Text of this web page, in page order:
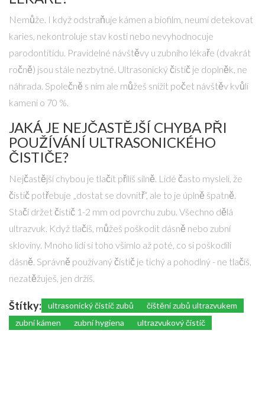
Nemůže. I když odstraňuje kámen a biofilm, neumí detekovat
karies, nekontroluje stav kosti nebo nevyhodnocuje
parodontitidu. Pravidelné návštěvy u zubního lékaře (dvakrát
ročně) jsou stále nezbytné. Ultrasonický čistič je doplněk, ne
náhrada. Společně s ním ale můžeš snížit počet návštěv kvůli
kameni o 70 %.
JAKÁ JE NEJČASTĚJŠÍ CHYBA PŘI
POUŽÍVÁNÍ ULTRASONICKÉHO
ČISTIČE?
Nejčastější chybou je tlačit příliš silně. Lidé často mysleli, že
čistič potřebuje „dostat se dovnitř“, ale to je úplně špatně.
Stačí držet čistič 1-2 mm od povrchu zubu. Všechno dělá
ultrazvuk. Když tlačíš, můžeš poškodit dásně nebo zubní
skloviny. Mnoho lidí si toho všimlo až poté, co si poškodili
dásně. Správně používaný čistič je tichý a pohodlný - ne tlačíš,
nezatěžuješ, jen držíš.
Štítky: ultrasonický čistič zubů
čištění zubů ultrazvukem
zubní kámen
zubní hygiena ultrazvukový čistič